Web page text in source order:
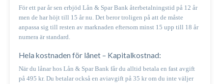
För ett par år sen erbjöd Lån & Spar Bank återbetalningstid på 12 år
men de har höjt till 15 år nu. Det beror troligen på att de måste
anpassa sig till resten av marknaden eftersom minst 15 upp till 18 år
numera är standard.
Hela kostnaden för lånet – Kapitalkostnad:
När du lånar hos Lån & Spar Bank får du alltid betala en fast avgift
på 495 kr. Du betalar också en aviavgift på 35 kr om du inte väljer